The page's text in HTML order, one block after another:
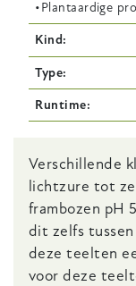
Plantaardige
Kind
Type
Runtime
Body
Verschillende
lichtzure tot
frambozen pH
dit zelfs tussen
deze teelten
voor deze